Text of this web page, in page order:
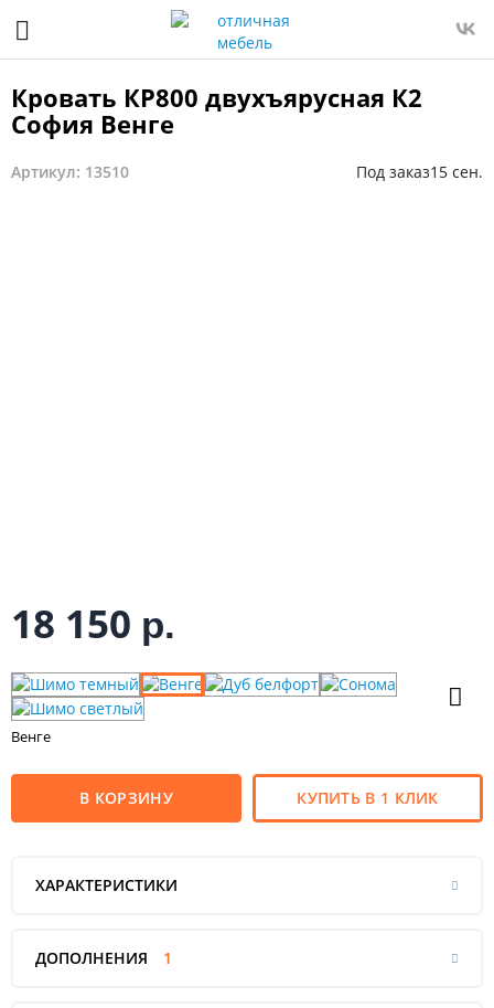
Кровать КР800 двухъярусная К2
София Венге
Артикул: 13510 Под заказ15 сен.
18 150 р.
Венге
В КОРЗИНУ КУПИТЬ В 1 КЛИК
ХАРАКТЕРИСТИКИ
ДОПОЛНЕНИЯ 1